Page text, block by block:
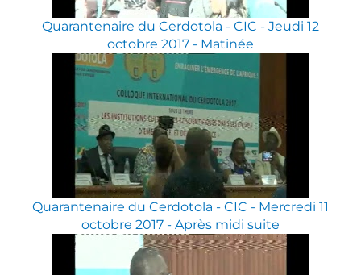
Quarantenaire du Cerdotola - CIC - Jeudi 12
octobre 2017 - Matinée
Quarantenaire du Cerdotola - CIC - Mercredi 11
octobre 2017 - Après midi suite